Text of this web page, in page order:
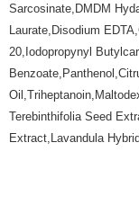
Sarcosinate,DMDM
Laurate,Disodium
20,Iodopropynyl
Terebinthifolia Seed
Extract,Lavandula